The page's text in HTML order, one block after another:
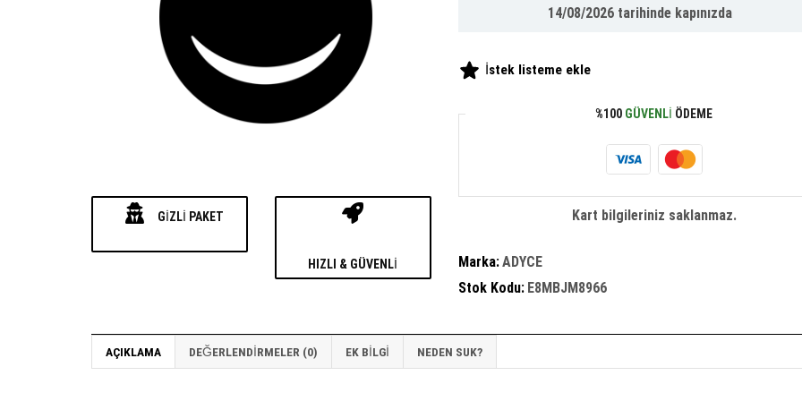
GIZLI PAKET
HIZLI & GÜVENLI
14/08/2026tarihinde kapınızda
İstek listeme ekle
%100 GÜVENLI ÖDEME
Kart bilgileriniz saklanmaz.
Marka:ADYCE
Stok Kodu: E8MBJM8966
AÇIKLAMA DEĞERLENDIRMELER (0) EK BILGI NEDEN SUK?